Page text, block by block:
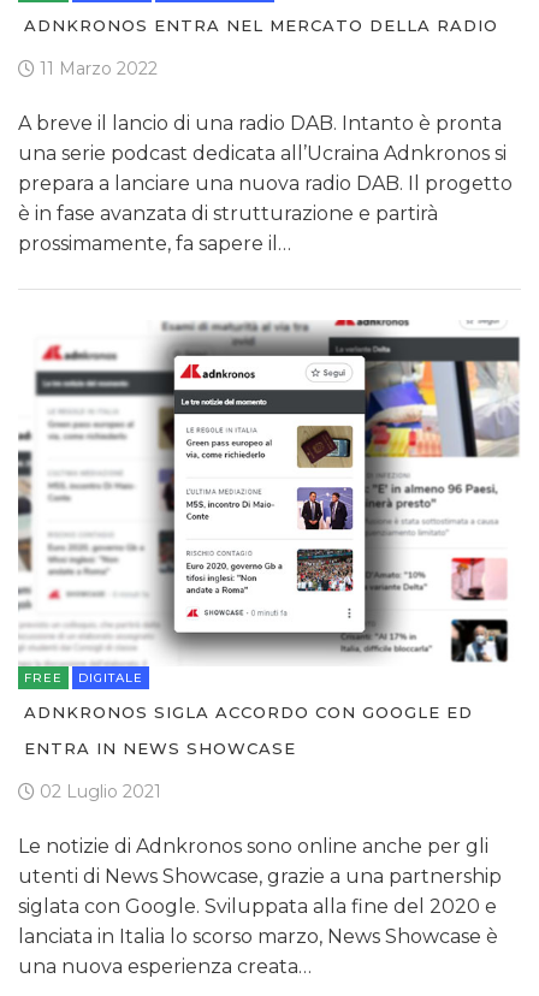
ADNKRONOS ENTRA NEL MERCATO DELLA RADIO
11 Marzo 2022
A breve il lancio di una radio DAB. Intanto è pronta
una serie podcast dedicata all’Ucraina Adnkronos si
prepara a lanciare una nuova radio DAB. Il progetto
è in fase avanzata di strutturazione e partirà
prossimamente, fa sapere il…
FREE DIGITALE
ADNKRONOS SIGLA ACCORDO CON GOOGLE ED
ENTRA IN NEWS SHOWCASE
02 Luglio 2021
Le notizie di Adnkronos sono online anche per gli
utenti di News Showcase, grazie a una partnership
siglata con Google. Sviluppata alla fine del 2020 e
lanciata in Italia lo scorso marzo, News Showcase è
una nuova esperienza creata…